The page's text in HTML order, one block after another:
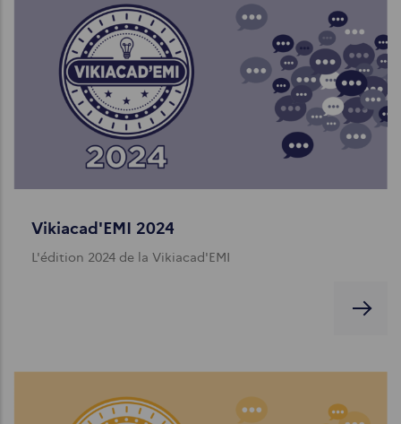
Vikiacad'EMI 2024
L'édition 2024 de la Vikiacad'EMI